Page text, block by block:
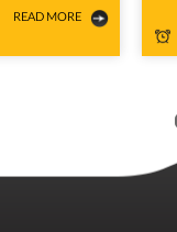
READ MORE